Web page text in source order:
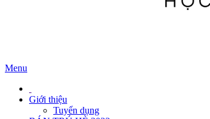
Menu
Giới thiệu
Tuyển dụng